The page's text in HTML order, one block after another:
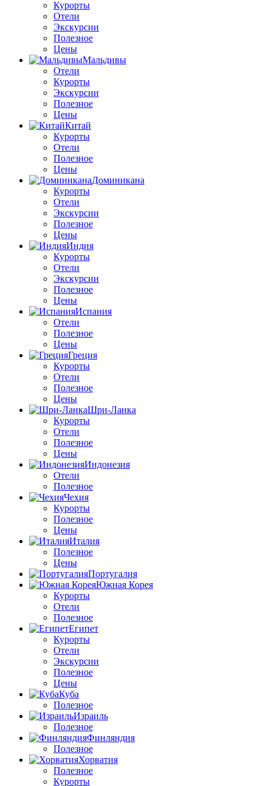
Курорты
Отели
Экскурсии
Полезное
Цены
Мальдивы
Отели
Курорты
Экскурсии
Полезное
Цены
Китай
Курорты
Отели
Полезное
Цены
Доминикана
Курорты
Отели
Экскурсии
Полезное
Цены
Индия
Курорты
Отели
Экскурсии
Полезное
Цены
Испания
Отели
Полезное
Цены
Греция
Курорты
Отели
Полезное
Цены
Шри-Ланка
Курорты
Отели
Полезное
Цены
Индонезия
Отели
Полезное
Чехия
Курорты
Полезное
Цены
Италия
Полезное
Цены
Португалия
Южная Корея
Курорты
Отели
Полезное
Египет
Курорты
Отели
Экскурсии
Полезное
Цены
Куба
Полезное
Израиль
Полезное
Финляндия
Полезное
Хорватия
Полезное
Курорты